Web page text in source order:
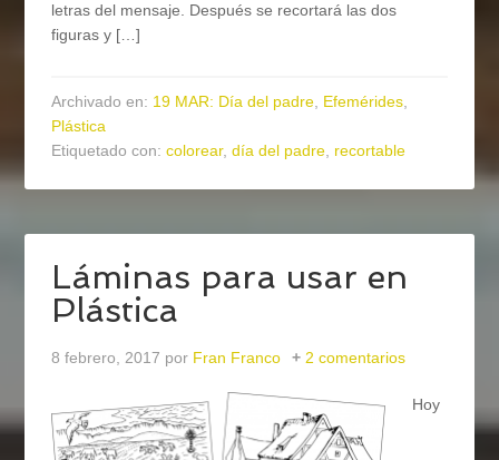
letras del mensaje. Después se recortará las dos
figuras y […]
Archivado en: 19 MAR: Día del padre Efemérides
Plástica
Etiquetado con:colorear,día del padre recortable
Láminas para usar en
Plástica
8 febrero, 2017 por Fran Franco 2 comentarios
Hoy